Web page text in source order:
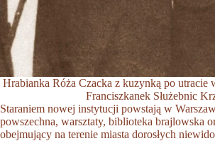
Hrabianka Róża Czacka z kuzynką po
Franciszkanek Służebnic
Staraniem nowej instytucji powstają w
powszechna, warsztaty, biblioteka brajlowska
obejmujący na terenie miasta dorosłych